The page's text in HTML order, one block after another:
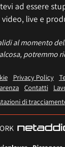
ad essere
live e
al momento
potremmo
Privacy Policy
Contatti
di